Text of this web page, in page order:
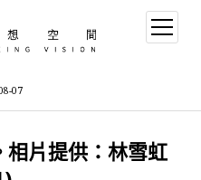
07
open
menu
相片提供：林雪虹